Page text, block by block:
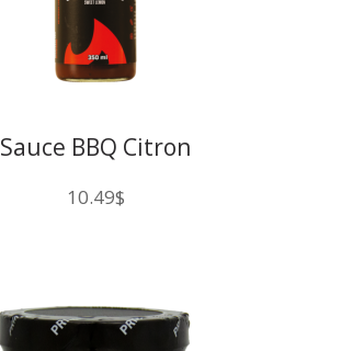
Sauce BBQ Citron
10.49$